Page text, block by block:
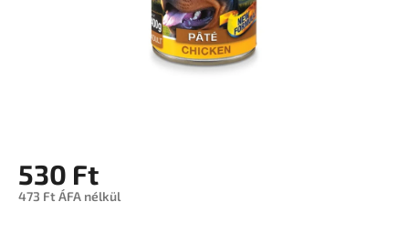
530 Ft
473 Ft ÁFA nélkül